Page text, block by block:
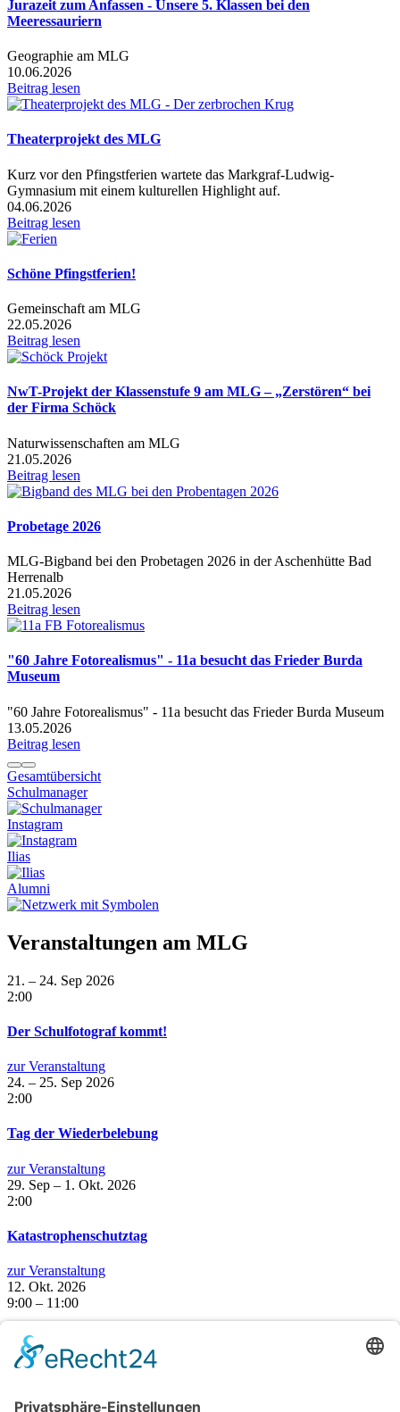
Jurazeit zum Anfassen - Unsere 5. Klassen bei den
Meeressauriern
Geographie am MLG
10.06.2026
Beitrag lesen
Theaterprojekt des MLG
Kurz vor den Pfingstferien wartete das Markgraf-Ludwig-
Gymnasium mit einem kulturellen Highlight auf.
04.06.2026
Beitrag lesen
Schöne Pfingstferien!
Gemeinschaft am MLG
22.05.2026
Beitrag lesen
NwT-Projekt der Klassenstufe 9 am MLG – „Zerstören“ bei
der Firma Schöck
Naturwissenschaften am MLG
21.05.2026
Beitrag lesen
Probetage 2026
MLG-Bigband bei den Probetagen 2026 in der Aschenhütte Bad
Herrenalb
21.05.2026
Beitrag lesen
"60 Jahre Fotorealismus" - 11a besucht das Frieder Burda
Museum
"60 Jahre Fotorealismus" - 11a besucht das Frieder Burda Museum
13.05.2026
Beitrag lesen
Gesamtübersicht
Schulmanager
Instagram
Ilias
Alumni
Veranstaltungen am MLG
21. – 24. Sep 2026
2:00
Der Schulfotograf kommt!
zur Veranstaltung
24. – 25. Sep 2026
2:00
Tag der Wiederbelebung
zur Veranstaltung
29. Sep – 1. Okt. 2026
2:00
Katastrophenschutztag
zur Veranstaltung
12. Okt. 2026
9:00 – 11:00
Aktion Sicherer Schulbus Klasse 5
zur Veranstaltung
Gesamtübersicht